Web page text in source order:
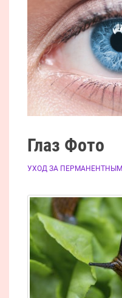
Глаз Фото
УХОД ЗА